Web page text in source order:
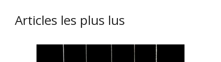
Articles les plus lus